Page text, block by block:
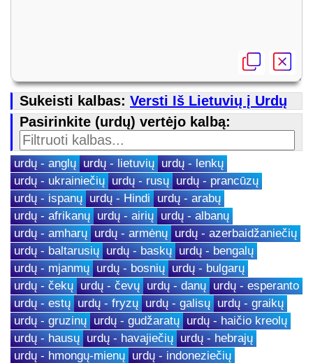
Sukeisti kalbas: Versti Iš Lietuvių į Urdų
Pasirinkite (urdų) vertėjo kalbą:
urdų - anglų urdų - lietuvių urdų - lenkų
urdų - ukrainiečių urdų - rusų urdų - prancūzų
urdų - ispanų urdų - Hindi urdų - arabų
urdų - afrikanų urdų - airių urdų - albanų
urdų - amharų urdų - armėnų urdų - azerbaidžaniečių
urdų - baltarusių urdų - baskų urdų - bengalų
urdų - mjanmų urdų - bosnių urdų - bulgarų
urdų - čekų urdų - čevų urdų - danų urdų - esperanto
urdų - estų urdų - fryzų urdų - galisų urdų - graikų
urdų - gruzinų urdų - gudžaratų urdų - haičio kreolų
urdų - hausų urdų - havajiečių urdų - hebrajų
urdų - hmongų-mienų urdų - indoneziečių